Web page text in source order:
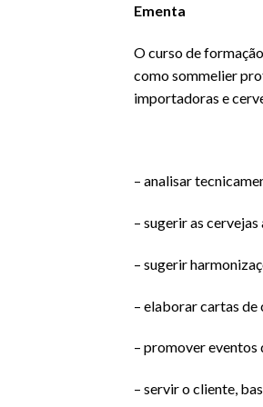
Ementa
O curso de
como sommelier
importadoras e
– analisar
– sugerir as
– sugerir
– elaborar cartas de
– promover eventos
– servir o cliente,